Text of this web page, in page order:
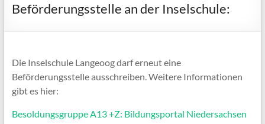
Beförderungsstelle an der Inselschule:
Die Inselschule Langeoog darf erneut eine
Beförderungsstelle ausschreiben. Weitere Informationen
gibt es hier:
Besoldungsgruppe A13 +Z: Bildungsportal Niedersachsen